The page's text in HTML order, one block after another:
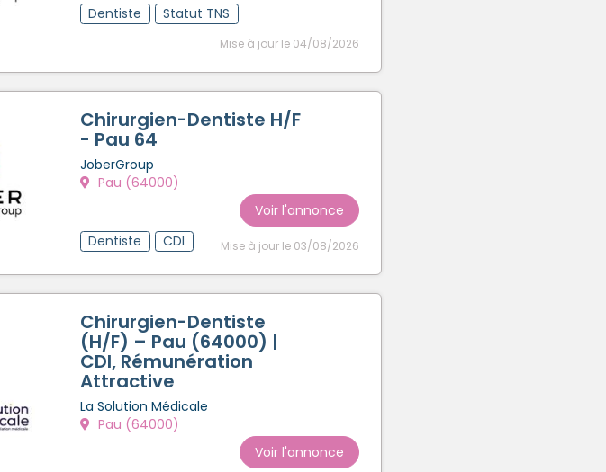
Dentiste
Statut TNS
Mise à jour le 04/08/2026
Chirurgien-Dentiste H/F
- Pau 64
JoberGroup
Pau (64000)
Voir l'annonce
Dentiste
CDI Mise à jour le 03/08/2026
Chirurgien-Dentiste
(H/F) – Pau (64000) |
CDI, Rémunération
Attractive
La Solution Médicale
Pau (64000)
Voir l'annonce